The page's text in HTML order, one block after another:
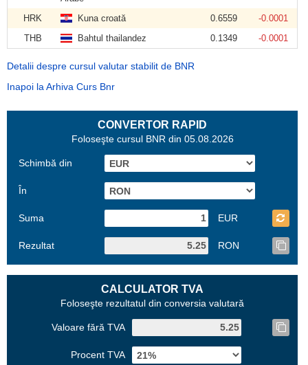
HRK Kuna croată 0.6559
-0.0001
THB
Bahtul thailandez 0.1349 -0.0001
Detalii despre cursul valutar stabilit de BNR
Inapoi la Arhiva Curs Bnr
CONVERTOR RAPID
Foloseşte cursul BNR din 05.08.2026
Schimbă din
În
Suma EUR
Rezultat RON
CALCULATOR TVA
Foloseşte rezultatul din conversia valutară
Valoare fără TVA
Procent TVA